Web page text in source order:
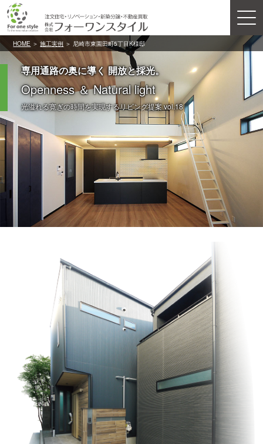
HOME ＞施工実例 ＞ 尼崎市東園田町5丁目K様邸
専用通路の奥に導く 開放と採光。
Openness ＆ Natural light
光溢れる寛ぎの時間を実現するリビング提案 vol.18